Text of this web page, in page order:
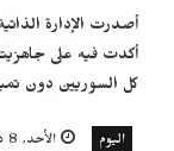
أصدرت الإدارة
أكدت فيه على
كل السوريين دون
اليوم الأحد, 8 ديسمبر 2024, 13:54